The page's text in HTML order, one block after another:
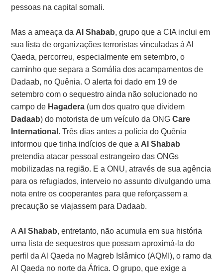
pessoas na capital somali.
Mas a ameaça da Al Shabab, grupo que a CIA inclui em
sua lista de organizações terroristas vinculadas à Al
Qaeda, percorreu, especialmente em setembro, o
caminho que separa a Somália dos acampamentos de
Dadaab, no Quênia. O alerta foi dado em 19 de
setembro com o sequestro ainda não solucionado no
campo de Hagadera (um dos quatro que dividem
Dadaab) do motorista de um veículo da ONGCare
International . Três dias antes a polícia do Quênia
informou que tinha indícios de que a Al Shabab
pretendia atacar pessoal estrangeiro das ONGs
mobilizadas na região. E a ONU, através de sua agência
para os refugiados, interveio no assunto divulgando uma
nota entre os cooperantes para que reforçassem a
precaução se viajassem para Dadaab.
A Al Shabab, entretanto, não acumula em sua história
uma lista de sequestros que possam aproximá-la do
perfil da Al Qaeda no Magreb Islâmico (AQMI), o ramo da
Al Qaeda no norte da África. O grupo, que exige a